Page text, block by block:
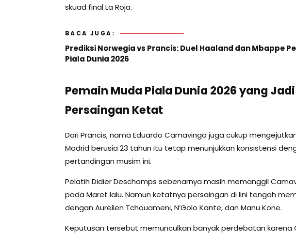
skuad final La Roja.
BACA JUGA:
Prediksi Norwegia vs Prancis: Duel Haaland dan Mbappe
Piala Dunia 2026
Pemain Muda Piala Dunia 2026 yang
Persaingan Ketat
Dari Prancis, nama Eduardo Camavinga juga cukup
Madrid berusia 23 tahun itu tetap menunjukkan konsistensi
pertandingan musim ini.
Pelatih Didier Deschamps sebenarnya masih memanggil
pada Maret lalu. Namun ketatnya persaingan di lini tengah
dengan Aurelien Tchouameni, N’Golo Kante, dan Manu Kone.
Keputusan tersebut memunculkan banyak perdebatan karena